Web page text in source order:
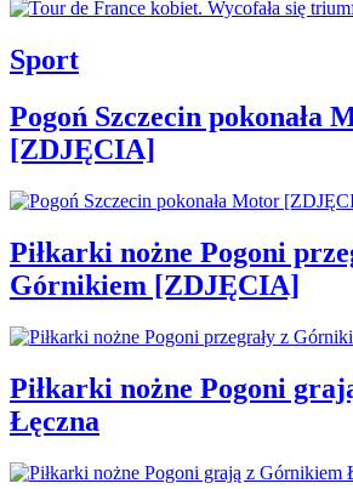
Sport
Pogoń Szczecin pokonała
[ZDJĘCIA]
Piłkarki nożne Pogoni
Górnikiem [ZDJĘCIA]
Piłkarki nożne Pogoni
Łęczna